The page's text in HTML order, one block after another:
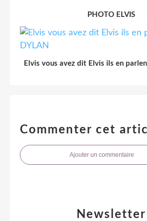
PHOTO ELVIS
Elvis vous avez dit Elvis ils en
Commenter cet
Ajouter un commentaire
Newsletter